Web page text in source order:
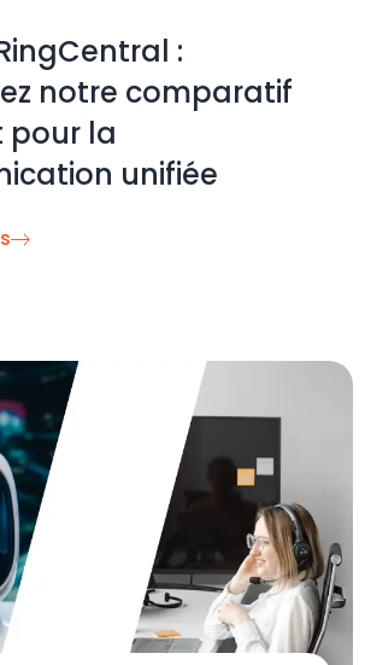
:
notre comparatif
pour la
unifiée